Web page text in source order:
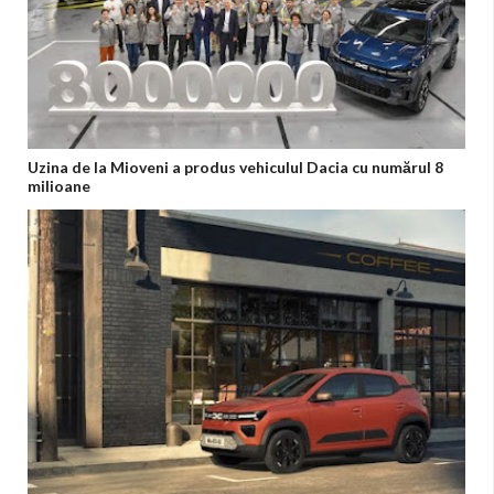
Uzina de la Mioveni a produs vehiculul Dacia cu numărul 8
milioane